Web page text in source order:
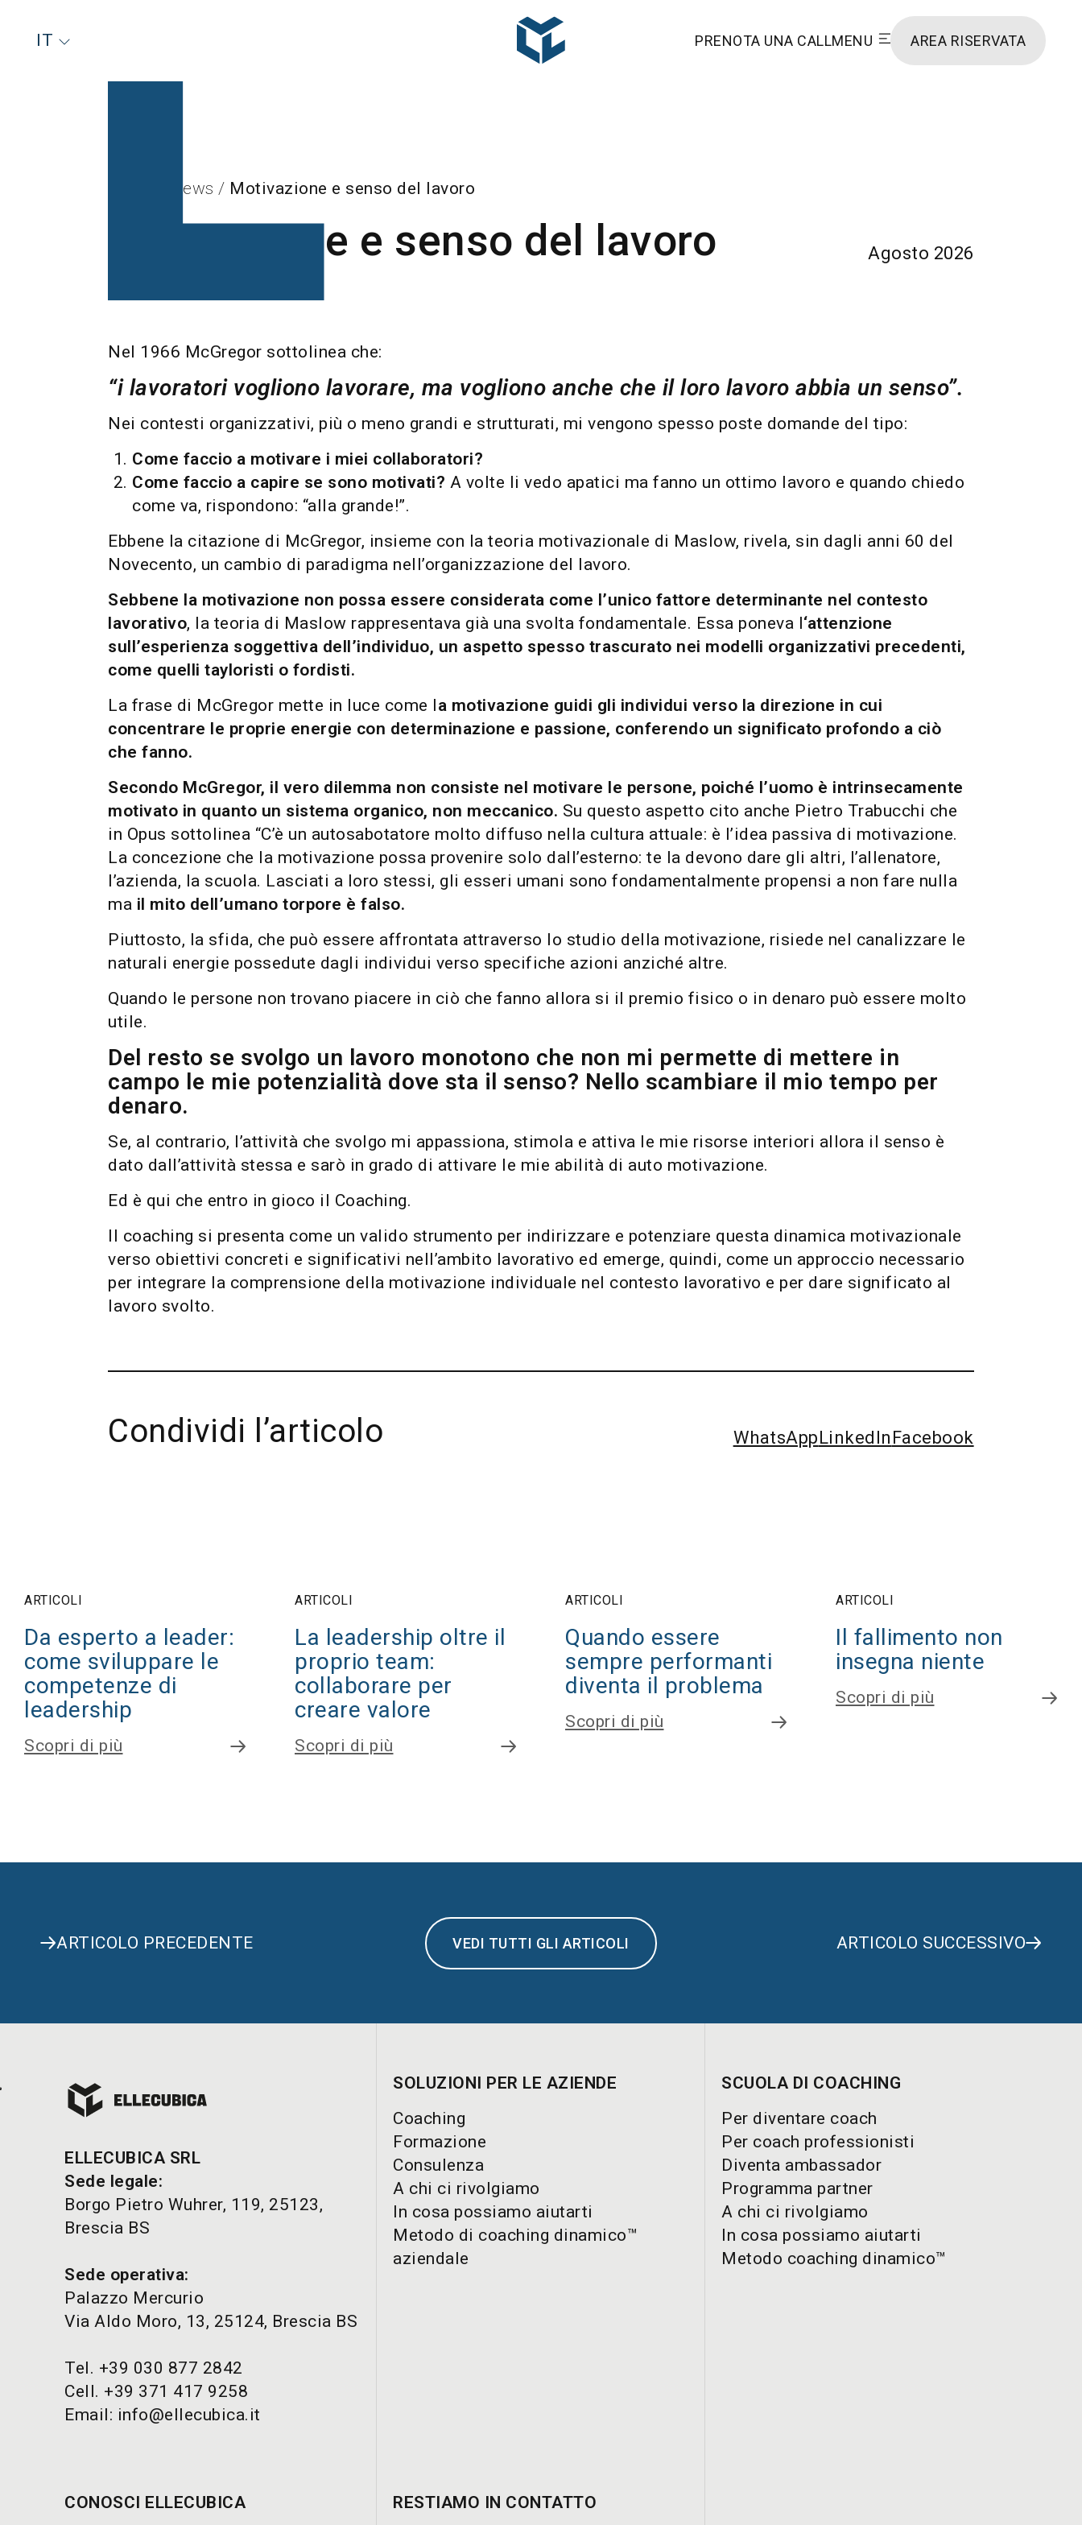
IT PRENOTA UNA CALLMENU AREA RISERVATA
News / Motivazione e senso del lavoro
Motivazione e senso del lavoro Agosto 2026
Nel 1966 McGregor sottolinea che:
“i lavoratori vogliono lavorare, ma vogliono anche che il loro lavoro abbia un senso”.
Nei contesti organizzativi, più o meno grandi e strutturati, mi vengono spesso poste domande del tipo:
Come faccio a motivare i miei collaboratori?
Come faccio a capire se sono motivati? A volte li vedo apatici ma fanno un ottimo lavoro e quando chiedo
come va, rispondono: “alla grande!”.
Ebbene la citazione di McGregor, insieme con la teoria motivazionale di Maslow, rivela, sin dagli anni 60 del
Novecento, un cambio di paradigma nell’organizzazione del lavoro.
Sebbene la motivazione non possa essere considerata come l’unico fattore determinante nel contesto
lavorativo, la teoria di Maslow rappresentava già una svolta fondamentale. Essa poneva l‘attenzione
sull’esperienza soggettiva dell’individuo, un aspetto spesso trascurato nei modelli organizzativi precedenti,
come quelli tayloristi o fordisti.
La frase di McGregor mette in luce come la motivazione guidi gli individui verso la direzione in cui
concentrare le proprie energie con determinazione e passione, conferendo un significato profondo a ciò
che fanno.
Secondo McGregor, il vero dilemma non consiste nel motivare le persone, poiché l’uomo è intrinsecamente
motivato in quanto un sistema organico, non meccanico. Su questo aspetto cito anche Pietro Trabucchi che
in Opus sottolinea “C’è un autosabotatore molto diffuso nella cultura attuale: è l’idea passiva di motivazione.
La concezione che la motivazione possa provenire solo dall’esterno: te la devono dare gli altri, l’allenatore,
l’azienda, la scuola. Lasciati a loro stessi, gli esseri umani sono fondamentalmente propensi a non fare nulla
ma il mito dell’umano torpore è falso.
Piuttosto, la sfida, che può essere affrontata attraverso lo studio della motivazione, risiede nel canalizzare le
naturali energie possedute dagli individui verso specifiche azioni anziché altre.
Quando le persone non trovano piacere in ciò che fanno allora si il premio fisico o in denaro può essere molto
utile.
Del resto se svolgo un lavoro monotono che non mi permette di mettere in
campo le mie potenzialità dove sta il senso? Nello scambiare il mio tempo per
denaro.
Se, al contrario, l’attività che svolgo mi appassiona, stimola e attiva le mie risorse interiori allora il senso è
dato dall’attività stessa e sarò in grado di attivare le mie abilità di auto motivazione.
Ed è qui che entro in gioco il Coaching.
Il coaching si presenta come un valido strumento per indirizzare e potenziare questa dinamica motivazionale
verso obiettivi concreti e significativi nell’ambito lavorativo ed emerge, quindi, come un approccio necessario
per integrare la comprensione della motivazione individuale nel contesto lavorativo e per dare significato al
lavoro svolto.
Condividi l’articolo WhatsAppLinkedIn Facebook
ARTICOLI
Da esperto a leader:
come sviluppare le
competenze di
leadership
Scopri di più
ARTICOLI
La leadership oltre il
proprio team:
collaborare per
creare valore
Scopri di più
ARTICOLI
Quando essere
sempre performanti
diventa il problema
Scopri di più
ARTICOLI
Il fallimento non
insegna niente
Scopri di più
ARTICOLO PRECEDENTE VEDI TUTTI GLI ARTICOLI ARTICOLO SUCCESSIVO
ELLECUBICA SRL
Sede legale:
Borgo Pietro Wuhrer, 119, 25123,
Brescia BS
Sede operativa:
Palazzo Mercurio
Via Aldo Moro, 13, 25124, Brescia BS
Tel. +39 030 877 2842
Cell. +39 371 417 9258
Email: info@ellecubica.it
SOLUZIONI PER LE AZIENDE
Coaching
Formazione
Consulenza
A chi ci rivolgiamo
In cosa possiamo aiutarti
Metodo di coaching dinamico™
aziendale
SCUOLA DI COACHING
Per diventare coach
Per coach professionisti
Diventa ambassador
Programma partner
A chi ci rivolgiamo
In cosa possiamo aiutarti
Metodo coaching dinamico™
CONOSCI ELLECUBICA RESTIAMO IN CONTATTO